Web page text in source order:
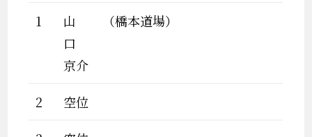
1
山
口
京介
（橋本道場）
2 空位